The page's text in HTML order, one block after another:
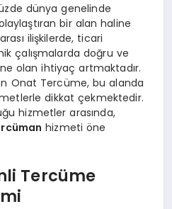
dünya genelinde
bir alan haline
ilişkilerde, ticari
çalışmalarda doğru ve
olan ihtiyaç artmaktadır.
Onat Tercüme, bu alanda
dikkat çekmektedir.
hizmetler arasında,
hizmeti öne
Tercüme